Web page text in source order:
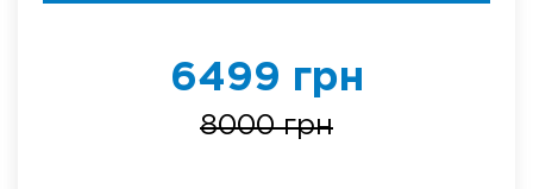
6499 грн
8000 грн